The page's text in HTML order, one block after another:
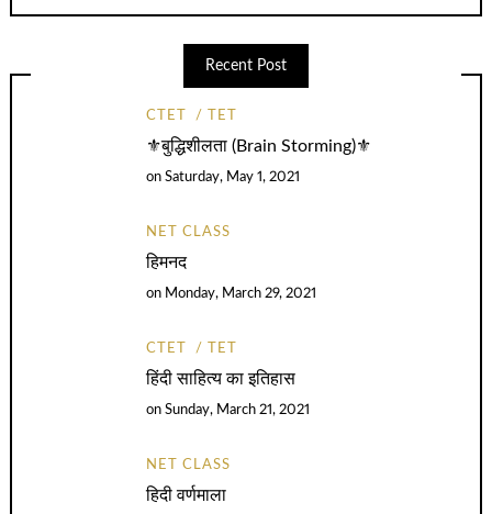
Recent Post
CTET TET
⚜️बुद्धिशीलता (Brain Storming)⚜️
onSaturday, May 1, 2021
NET CLASS
हिमनद
on Monday, March 29, 2021
CTET TET
हिंदी साहित्य का इतिहास
onSunday, March 21, 2021
NET CLASS
हिदी वर्णमाला